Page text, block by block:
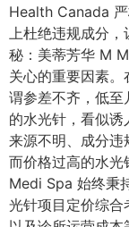
Health Canada
上杜绝违规成分
秘：美蒂芳华 M
关心的重要因素
谓参差不齐，低
的水光针，看似
来源不明、成分违
而价格过高的水
Medi Spa 始终秉
光针项目定价综合